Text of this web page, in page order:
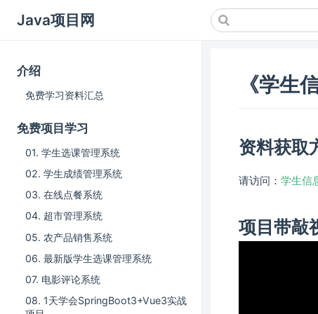
Java项目网
介绍
免费学习资料汇总
免费项目学习
01. 学生选课管理系统
02. 学生成绩管理系统
03. 在线点餐系统
04. 超市管理系统
05. 农产品销售系统
06. 最新版学生选课管理系统
07. 电影评论系统
08. 1天学会SpringBoot3+Vue3实战
《学生
资料获取
请访问： 学生信
项目带敲